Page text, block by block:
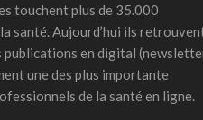
touchent plus de 35.000
santé. Aujourd’hui ils
publications en digital
une des plus importante
de la santé en ligne.